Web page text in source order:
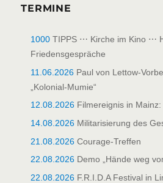
TERMINE
1000 TIPPS ⋯ Kirche im Kino ⋯
Friedensgespräche
11.06.2026 Paul von Lettow-
„Kolonial-Mumie“
12.08.2026 Filmereignis in
14.08.2026 Militarisierung des
21.08.2026 Courage-Treffen
22.08.2026 Demo „Hände weg
22.08.2026 F.R.I.D.A Festival in